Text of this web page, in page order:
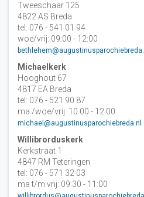
Tweeschaar 125
4822 AS Breda
tel: 076 - 541 01 94
woe/vrij: 09:00 - 12:00
Michaelkerk
Hooghout 67
4817 EA Breda
tel: 076 - 521 90 87
ma /woe/vrij: 10:00 - 12:00
michael@augustinusparochiebreda.nl
Willibrorduskerk
Kerkstraat 1
4847 RM Teteringen
tel: 076 - 571 32 03
ma t/m vrij: 09:30 - 11:00